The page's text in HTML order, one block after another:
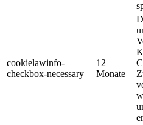
cookielawinfo-
checkbox-necessary
12
Monate